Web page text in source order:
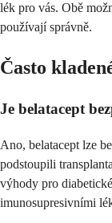
lék pro vás. Obě
používají správně.
Často
Je belatacept
Ano, belatacept lze
podstoupili
výhody pro
imunosupresivními